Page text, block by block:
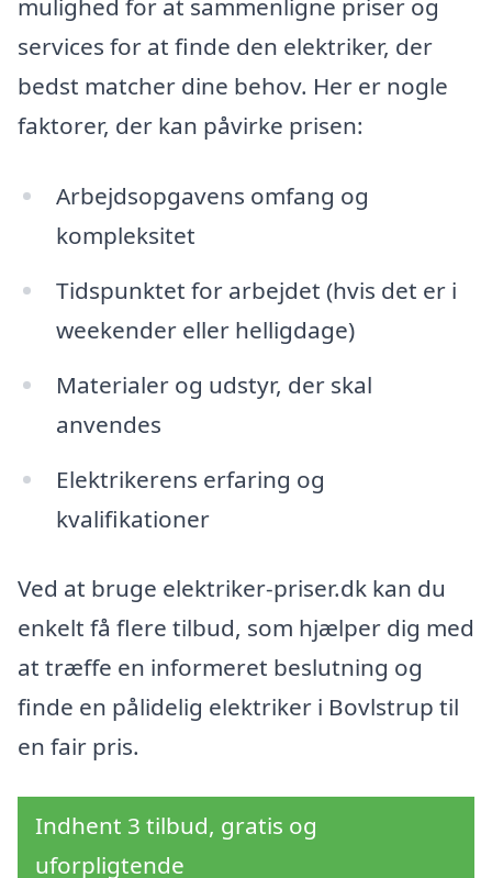
mulighed for at sammenligne priser og
services for at finde den elektriker, der
bedst matcher dine behov. Her er nogle
faktorer, der kan påvirke prisen:
Arbejdsopgavens omfang og
kompleksitet
Tidspunktet for arbejdet (hvis det er i
weekender eller helligdage)
Materialer og udstyr, der skal
anvendes
Elektrikerens erfaring og
kvalifikationer
Ved at bruge elektriker-priser.dk kan du
enkelt få flere tilbud, som hjælper dig med
at træffe en informeret beslutning og
finde en pålidelig elektriker i Bovlstrup til
en fair pris.
Indhent 3 tilbud, gratis og
uforpligtende